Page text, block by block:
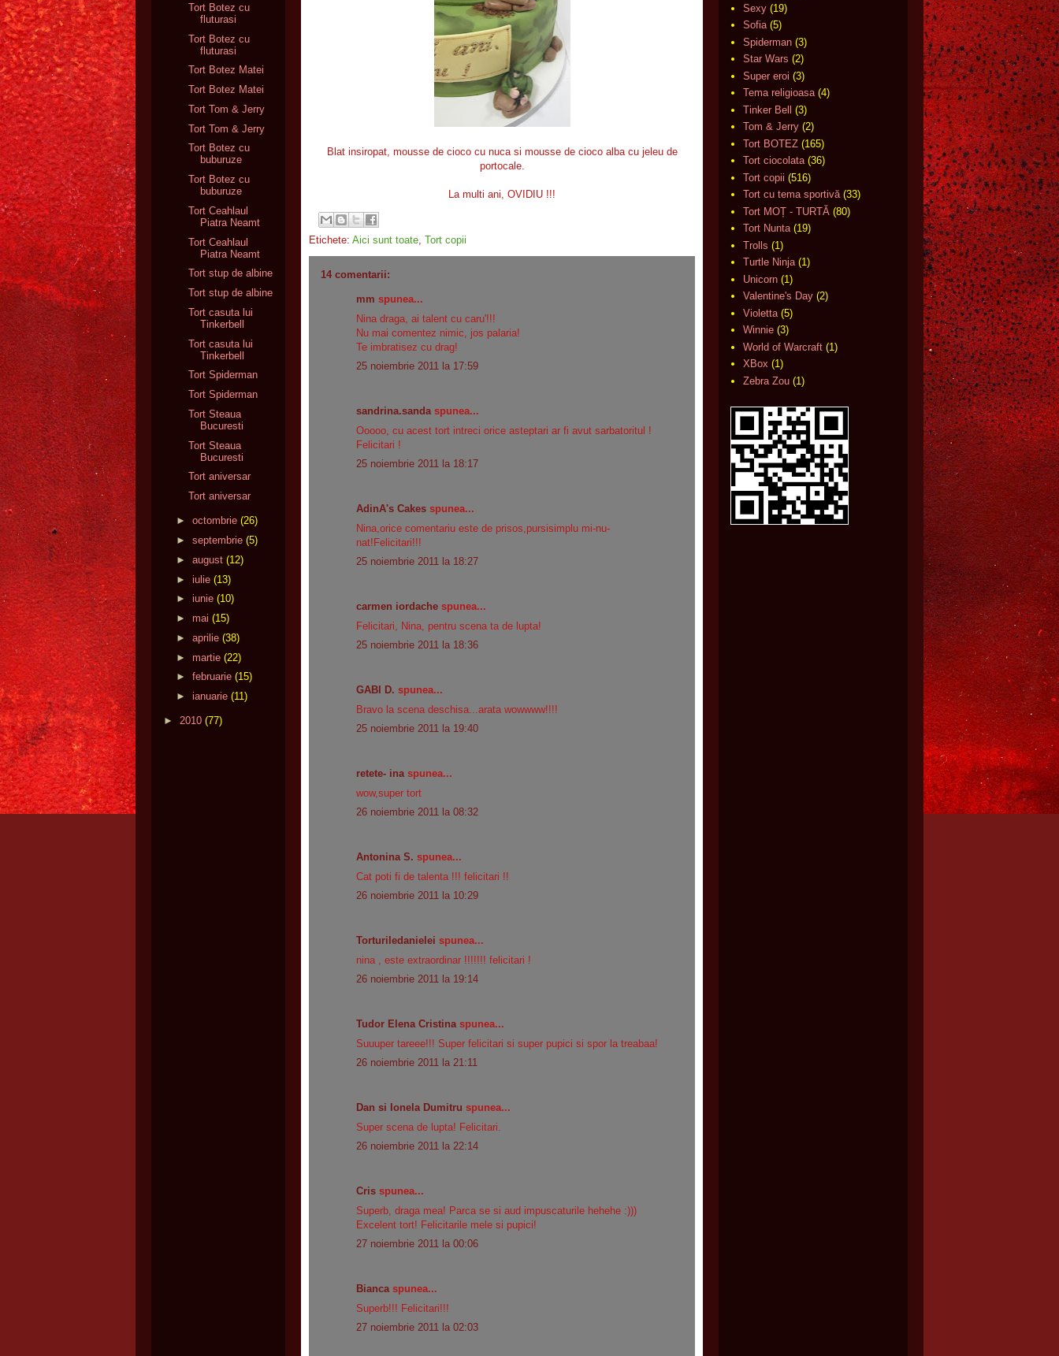
Blat insiropat, mousse de cioco cu nuca si mousse de cioco alba cu jeleu de
portocale.
La multi ani, OVIDIU !!!
Etichete: Aici sunt toate, Tort copii
14 comentarii:
mm spunea...
Nina draga, ai talent cu caru'!!!
Nu mai comentez nimic, jos palaria!
Te imbratisez cu drag!
25 noiembrie 2011 la 17:59
sandrina.sandaspunea...
Ooooo, cu acest tort intreci orice asteptari ar fi avut sarbatoritul !
Felicitari !
25 noiembrie 2011 la 18:17
AdinA's Cakes spunea...
Nina,orice comentariu este de prisos,pursisimplu mi-nu-
nat!Felicitari!!!
25 noiembrie 2011 la 18:27
carmen iordache spunea...
Felicitari, Nina, pentru scena ta de lupta!
25 noiembrie 2011 la 18:36
GABI D. spunea...
Bravo la scena deschisa...arata wowwww!!!!
25 noiembrie 2011 la 19:40
retete- inaspunea...
wow,super tort
26 noiembrie 2011 la 08:32
Antonina S. spunea...
Cat poti fi de talenta !!! felicitari !!
26 noiembrie 2011 la 10:29
Torturiledanielei spunea...
nina , este extraordinar !!!!!!! felicitari !
26 noiembrie 2011 la 19:14
Tudor Elena Cristinaspunea...
Suuuper tareee!!! Super felicitari si super pupici si spor la treabaa!
26 noiembrie 2011 la 21:11
Dan si Ionela Dumitru spunea...
Super scena de lupta! Felicitari.
26 noiembrie 2011 la 22:14
Cris spunea...
Superb, draga mea! Parca se si aud impuscaturile hehehe :)))
Excelent tort! Felicitarile mele si pupici!
27 noiembrie 2011 la 00:06
Biancaspunea...
Superb!!! Felicitari!!!
27 noiembrie 2011 la 02:03
Tort Botez cu
fluturasi
Tort Botez cu
fluturasi
Tort Botez Matei
Tort Botez Matei
Tort Tom & Jerry
Tort Tom & Jerry
Tort Botez cu
buburuze
Tort Botez cu
buburuze
Tort Ceahlaul
Piatra Neamt
Tort Ceahlaul
Piatra Neamt
Tort stup de albine
Tort stup de albine
Tort casuta lui
Tinkerbell
Tort casuta lui
Tinkerbell
Tort Spiderman
Tort Spiderman
Tort Steaua
Bucuresti
Tort Steaua
Bucuresti
Tort aniversar
Tort aniversar
► octombrie (26)
► septembrie (5)
► august (12)
► iulie (13)
► iunie (10)
► mai (15)
► aprilie (38)
► martie (22)
► februarie (15)
► ianuarie (11)
► 2010 (77)
Sexy (19)
Sofia (5)
Spiderman (3)
Star Wars (2)
Super eroi (3)
Tema religioasa (4)
Tinker Bell
(3)
Tom & Jerry (2)
Tort BOTEZ (165)
Tort ciocolata (36)
Tort copii (516)
Tort cu tema sportivă (33)
Tort MOȚ - TURTĂ (80)
Tort Nunta (19)
Trolls (1)
Turtle Ninja (1)
Unicorn (1)
Valentine's Day (2)
Violetta (5)
Winnie (3)
World of Warcraft (1)
XBox (1)
Zebra Zou (1)